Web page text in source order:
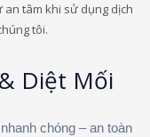
an tâm khi sử dụng dịch
tôi.
Diệt Mối
chóng – an toàn